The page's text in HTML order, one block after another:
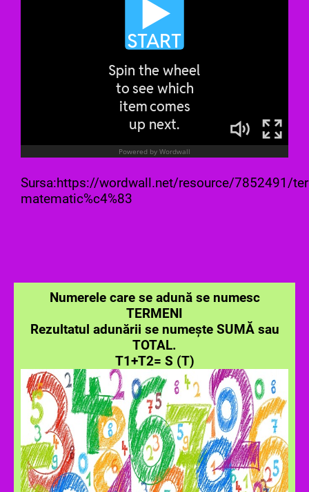
Sursa:https://wordwall.net/resource/7852491/
matematic%c4%83
Numerele care se adună se numesc
TERMENI
Rezultatul adunării se numește SUMĂ sau
TOTAL.
T1+T2= S (T)